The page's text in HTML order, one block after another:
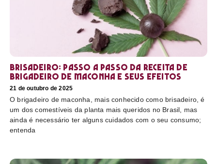
Brisadeiro: passo a passo da receita de
brigadeiro de maconha e seus efeitos
21 de outubro de 2025
O brigadeiro de maconha, mais conhecido como brisadeiro, é
um dos comestíveis da planta mais queridos no Brasil, mas
ainda é necessário ter alguns cuidados com o seu consumo;
entenda